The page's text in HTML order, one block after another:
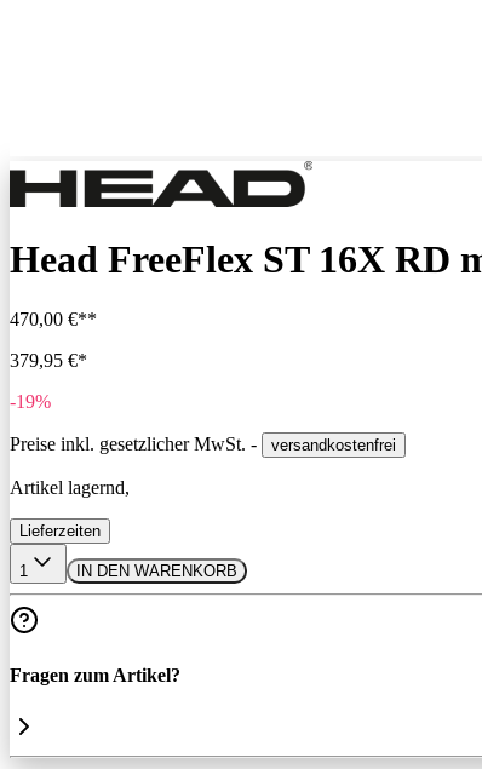
Head FreeFlex ST 16X RD
470,00 €**
379,95 €*
-19%
Preise inkl. gesetzlicher MwSt. - versandkostenfrei
Artikel lagernd,
Lieferzeiten
1 IN DEN WARENKORB
Fragen zum Artikel?